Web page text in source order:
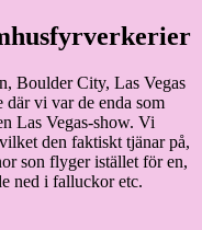
Boulder City, Las Vegas
där vi var de enda som
Las Vegas-show. Vi
den faktiskt tjänar på,
son flyger istället för en,
ned i falluckor etc.